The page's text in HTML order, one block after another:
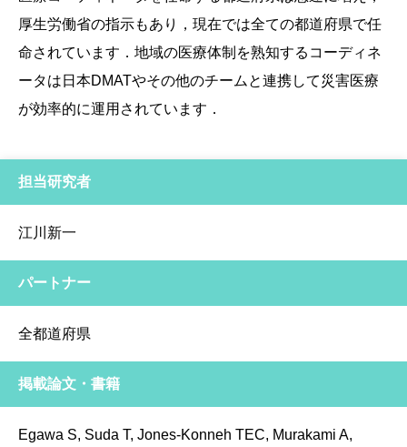
厚生労働省の指示もあり，現在では全ての都道府県で任
命されています．地域の医療体制を熟知するコーディネ
ータは日本DMATやその他のチームと連携して災害医療
が効率的に運用されています．
担当研究者
江川新一
パートナー
全都道府県
掲載論文・書籍
Egawa S, Suda T, Jones-Konneh TEC, Murakami A,